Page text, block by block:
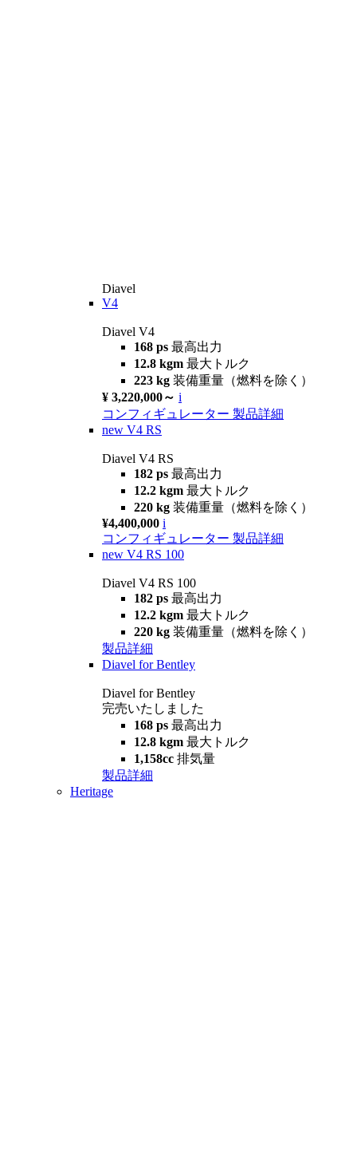
Diavel
V4
Diavel V4
168 ps 最高出力
12.8 kgm 最大トルク
223 kg 装備重量（燃料を除く）
¥ 3,220,000～ i
コンフィギュレーター 製品詳細
new V4 RS
Diavel V4 RS
182 ps 最高出力
12.2 kgm 最大トルク
220 kg 装備重量（燃料を除く）
¥4,400,000 i
コンフィギュレーター 製品詳細
new V4 RS 100
Diavel V4 RS 100
182 ps 最高出力
12.2 kgm 最大トルク
220 kg 装備重量（燃料を除く）
製品詳細
Diavel for Bentley
Diavel for Bentley
完売いたしました
168 ps 最高出力
12.8 kgm 最大トルク
1,158cc 排気量
製品詳細
Heritage